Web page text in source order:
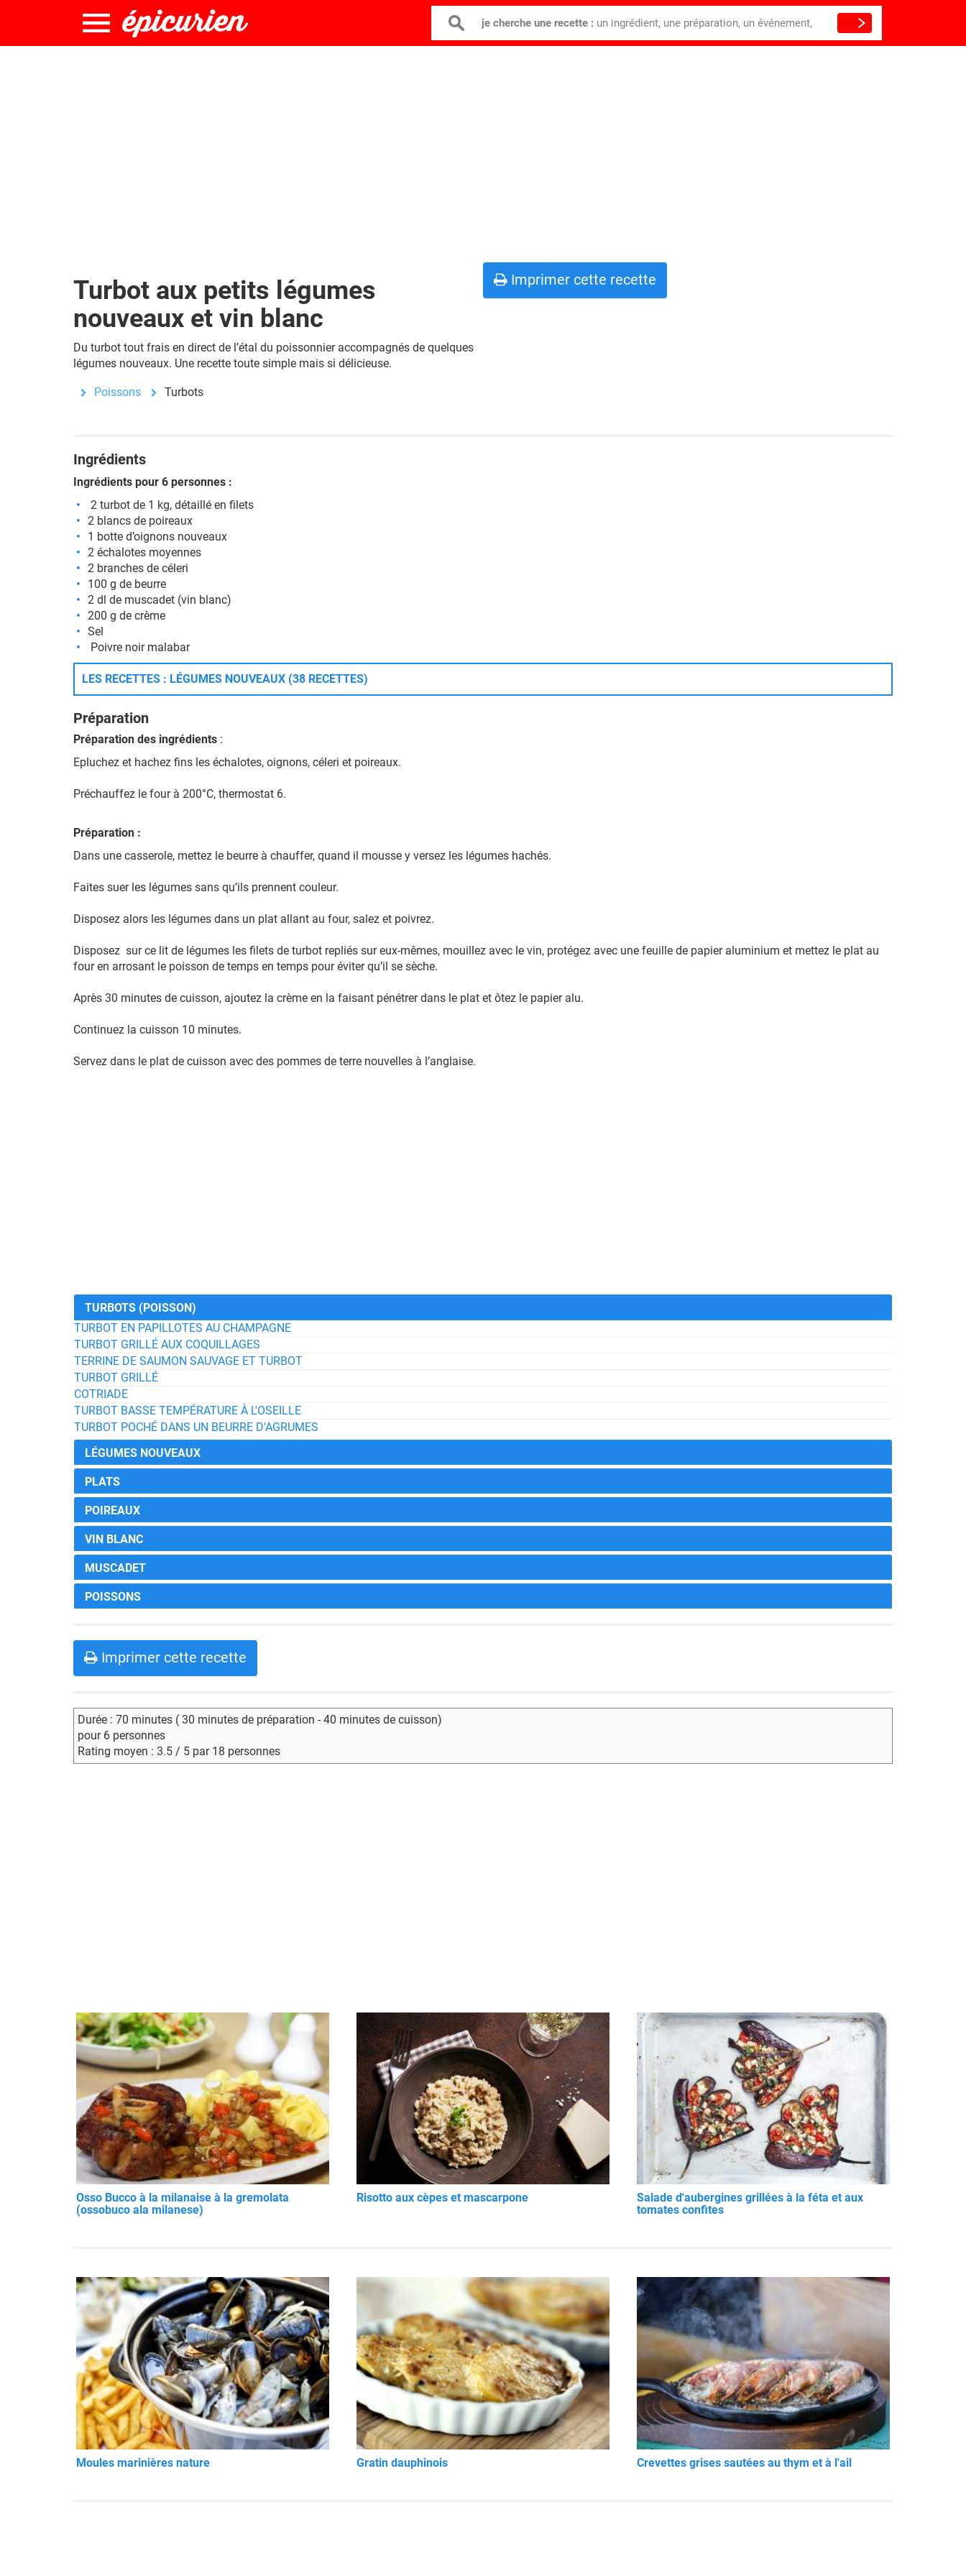
je cherche une recette : un ingrédient, une préparation, un événement,
Turbot aux petits légumes
nouveaux et vin blanc
Du turbot tout frais en direct de l’étal du poissonnier accompagnés de quelques
légumes nouveaux. Une recette toute simple mais si délicieuse.
Poissons Turbots
Imprimer cette recette
Ingrédients
Ingrédients pour 6 personnes :
2 turbot de 1 kg, détaillé en filets
2 blancs de poireaux
1 botte d’oignons nouveaux
2 échalotes moyennes
2 branches de céleri
100 g de beurre
2 dl de muscadet (vin blanc)
200 g de crème
Sel
Poivre noir malabar
LES RECETTES : LÉGUMES NOUVEAUX (38 RECETTES)
Préparation
Préparation des ingrédients :
Epluchez et hachez fins les échalotes, oignons, céleri et poireaux.
Préchauffez le four à 200°C, thermostat 6.
Préparation :
Dans une casserole, mettez le beurre à chauffer, quand il mousse y versez les légumes hachés.
Faites suer les légumes sans qu’ils prennent couleur.
Disposez alors les légumes dans un plat allant au four, salez et poivrez.
Disposez sur ce lit de légumes les filets de turbot repliés sur eux-mêmes, mouillez avec le vin, protégez avec une feuille de papier aluminium et mettez le plat au
four en arrosant le poisson de temps en temps pour éviter qu’il se sèche.
Après 30 minutes de cuisson, ajoutez la crème en la faisant pénétrer dans le plat et ôtez le papier alu.
Continuez la cuisson 10 minutes.
Servez dans le plat de cuisson avec des pommes de terre nouvelles à l’anglaise.
TURBOTS (POISSON)
TURBOT EN PAPILLOTES AU CHAMPAGNE
TURBOT GRILLÉ AUX COQUILLAGES
TERRINE DE SAUMON SAUVAGE ET TURBOT
TURBOT GRILLÉ
COTRIADE
TURBOT BASSE TEMPÉRATURE À L'OSEILLE
TURBOT POCHÉ DANS UN BEURRE D'AGRUMES
LÉGUMES NOUVEAUX
PLATS
POIREAUX
VIN BLANC
MUSCADET
POISSONS
Imprimer cette recette
Durée : 70 minutes ( 30 minutes de préparation - 40 minutes de cuisson)
pour 6 personnes
Rating moyen : 3.5 / 5 par 18 personnes
Osso Bucco à la milanaise à la gremolata
(ossobuco ala milanese)
Risotto aux cèpes et mascarpone
Salade d'aubergines grillées à la féta et aux
tomates confites
Moules marinières nature Gratin dauphinois Crevettes grises sautées au thym et à l'ail